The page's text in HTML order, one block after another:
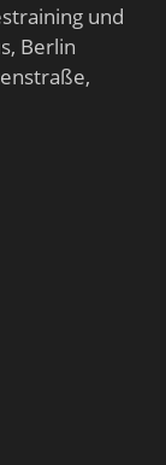
und
Berlin
,